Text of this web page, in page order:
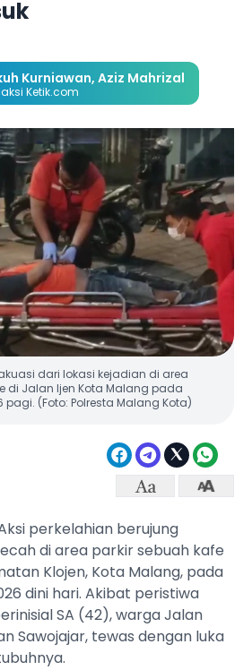
Kurniawan, Aziz Mahrizal
Ketik.com
dari lokasi kejadian di area
di Jalan Ijen Kota Malang pada
pagi. (Foto: Polresta Malang Kota)
perkelahian berujung
di area parkir sebuah kafe
Klojen, Kota Malang, pada
dini hari. Akibat peristiwa
SA (42), warga Jalan
Sawojajar, tewas dengan luka